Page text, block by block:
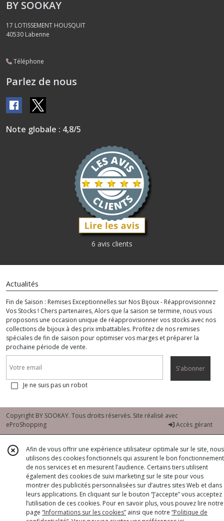
BY SOOKAY
17 LOTISSEMENT HOUSQUIT
40530 Labenne
Téléphone
Parlez de nous
Note globale : 4,8/5
6 avis clients
Actualités
Fin de Saison : Remises Exceptionnelles sur Nos Bijoux - Réapprovisionnez
Vos Stocks ! Chers partenaires, Alors que la saison se termine, nous vous
proposons une occasion unique de réapprovisionner vos stocks avec nos
collections de bijoux à des prix imbattables. Profitez de nos remises
spéciales de fin de saison pour optimiser vos marges et préparer la
prochaine période de vente.
S'abonner
Je ne suis pas un robot
Copyright BY SOOKAY. Tous droits réservés. Site réalisé avec
eProShopping
Accès gérant
Afin de vous offrir une expérience utilisateur optimale sur le site, nous
utilisons des cookies fonctionnels qui assurent le bon fonctionnement
de nos services et en mesurent l’audience. Certains tiers utilisent
également des cookies de suivi marketing sur le site pour vous
montrer des publicités personnalisées sur d’autres sites Web et dans
leurs applications. En cliquant sur le bouton “J’accepte” vous acceptez
l’utilisation de ces cookies. Pour en savoir plus, vous pouvez lire notre
page “Informations sur les cookies” ainsi que notre “Politique de